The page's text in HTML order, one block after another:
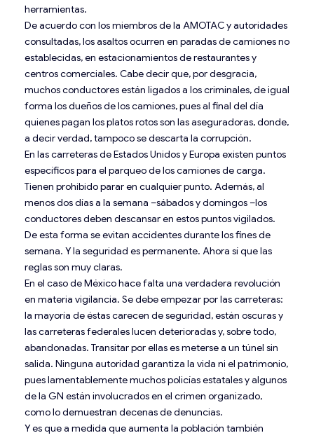
herramientas.
De acuerdo con los miembros de la AMOTAC y autoridades
consultadas, los asaltos ocurren en paradas de camiones no
establecidas, en estacionamientos de restaurantes y
centros comerciales. Cabe decir que, por desgracia,
muchos conductores están ligados a los criminales, de igual
forma los dueños de los camiones, pues al final del día
quienes pagan los platos rotos son las aseguradoras, donde,
a decir verdad, tampoco se descarta la corrupción.
En las carreteras de Estados Unidos y Europa existen puntos
específicos para el parqueo de los camiones de carga.
Tienen prohibido parar en cualquier punto. Además, al
menos dos días a la semana –sábados y domingos –los
conductores deben descansar en estos puntos vigilados.
De esta forma se evitan accidentes durante los fines de
semana. Y la seguridad es permanente. Ahora sí que las
reglas son muy claras.
En el caso de México hace falta una verdadera revolución
en materia vigilancia. Se debe empezar por las carreteras:
la mayoría de éstas carecen de seguridad, están oscuras y
las carreteras federales lucen deterioradas y, sobre todo,
abandonadas. Transitar por ellas es meterse a un túnel sin
salida. Ninguna autoridad garantiza la vida ni el patrimonio,
pues lamentablemente muchos policías estatales y algunos
de la GN están involucrados en el crimen organizado,
como lo demuestran decenas de denuncias.
Y es que a medida que aumenta la población también